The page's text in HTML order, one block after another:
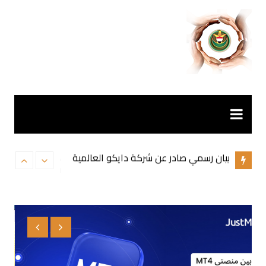
المحتوى
بيان رسمي صادر عن شركة دايكو العالمية نهضة العراق